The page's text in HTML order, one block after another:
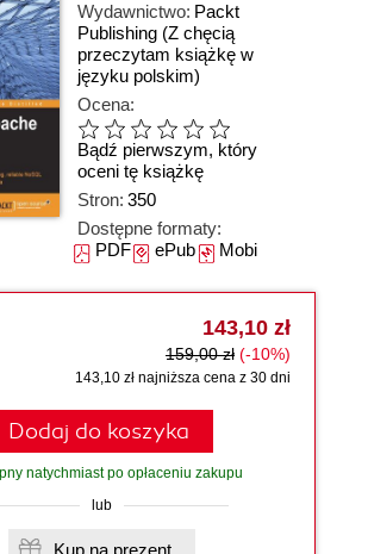
Wydawnictwo: Packt
Publishing (Z chęcią
przeczytam książkę w
języku polskim)
Ocena:
Bądź pierwszym, który
oceni tę książkę
Stron: 350
Dostępne formaty:
PDFePubMobi
143,10 zł
159,00 zł (-10%)
143,10 zł najniższa cena z 30 dni
Dodaj do koszyka
natychmiast po opłaceniu zakupu
lub
Kup na prezent